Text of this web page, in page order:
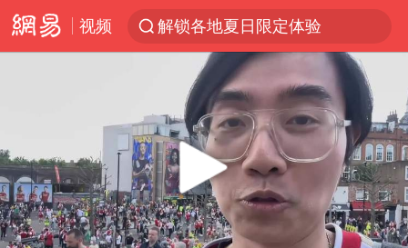
视频
解锁各地夏日限定体验
视频丨中国东方电气集团原党组副书记、董事宋致远被查
四川宜宾市珙县发生3.4级地震
台风白海豚闭眼浙江上海处于危险半圆
白海豚将正面袭击贯穿浙江
香港宏福苑火灾或由烟头引起
中国父女泰国骑摩托车坠崖1死1伤